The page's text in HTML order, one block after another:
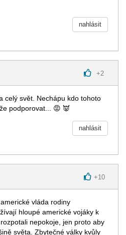
nahlásit
+2
celý svět. Nechápu kdo tohoto
podporovat... 😡 👿
nahlásit
+10
vláda rodiny
hloupé americké vojáky k
nepokoje, jen proto aby
světa. Zbytečné války kvůly